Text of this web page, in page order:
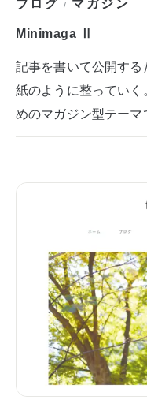
/
Minimaga Ⅱ
記事を書いて公開す
紙のように整ってい
めのマガジン型テーマ